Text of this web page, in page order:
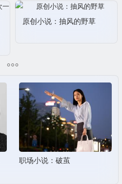
原创小说：抽风的野草
职场小说：破茧